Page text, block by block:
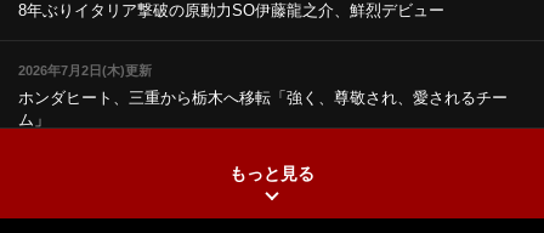
8年ぶりイタリア撃破の原動力SO伊藤龍之介、鮮烈デビュー
2026年7月2日(木)更新
ホンダヒート、三重から栃木へ移転「強く、尊敬され、愛されるチー
ム」
もっと見る